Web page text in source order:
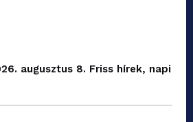
augusztus 8. Friss hírek, napi